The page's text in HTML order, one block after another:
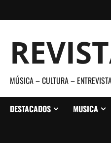
al
MÚSICA – CULTURA –
DESTACADOS MUSICA